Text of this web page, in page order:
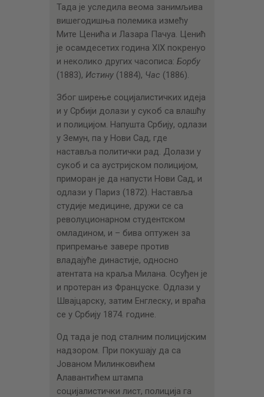
Тада је уследила веома занимљива
вишегодишња полемика измећу
Мите Ценића и Лазара Пачуа. Ценић
је осамдесетих година XIX покренуо
и неколико других часописа: Борбу
(1883), Истину(1884), Час (1886).
Због ширење социјалистичких идеја
и у Србији долази у сукоб са влашћу
и полицијом. Напушта Србију, одлази
у Земун, па у Нови Сад, где
наставља политички рад. Долази у
сукоб и са аустријском полицијом,
приморан је да напусти Нови Сад, и
одлази у Париз (1872). Наставља
студије медицине, дружи се са
револуционарном студентском
омладином, и – бива оптужен за
припремање завере против
владајуће династије, односно
атентата на краља Милана. Осуђен је
и протеран из Француске. Одлази у
Швајцарску, затим Енглеску, и враћа
се у Србију 1874. године.
Од тада је под сталним полицијским
надзором. При покушају да са
Јованом Милинковићем
Алавантићем штампа
социјалистички лист, полиција га